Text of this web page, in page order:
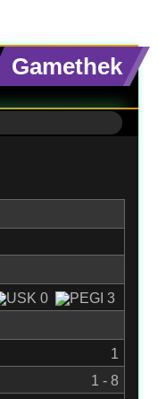
Gamethek
1
1 - 8